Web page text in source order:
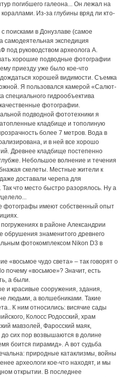
погибшего галеона... Он лежал на
Из-за глубины вряд ли кто-
поисками в Донузлаве (самое
самодеятельная экспедиция
под руководством археолога А.
хорошие подводные фотографии
приезду уже было кое-что
хорошей видимости. Съемка
Я пользовался камерой «Салют-
специального гидрообъектива
фотографии.
подводной фототехники я
кладбище и тополиную
более 7 метров. Вода в
и в ней все хорошо
Древнее кладбище постепенно
Небольшое волнение и течения
скелеты. Местные жители к
доставали черепа для
что место быстро разорялось. Ну а
фотографы имеют собственный опыт
в районе Александрии
обрушения знаменитого древнего
фотокомплексом Nikon D3 в
«восьмое чудо света» – так говорят о
почему «восьмое»? Значит, есть
а были.
и красивые сооружения, здания,
людьми, а волшебниками. Такие
К ним относились: висячие сады
Колосс Родосский, храм
мавзолей, Фаросский маяк,
сих пор возвышаются в долине
боится пирамид». А вот судьба
природные катаклизмы, войны
археологи кое-что находят, и мы
открытии. В последнее